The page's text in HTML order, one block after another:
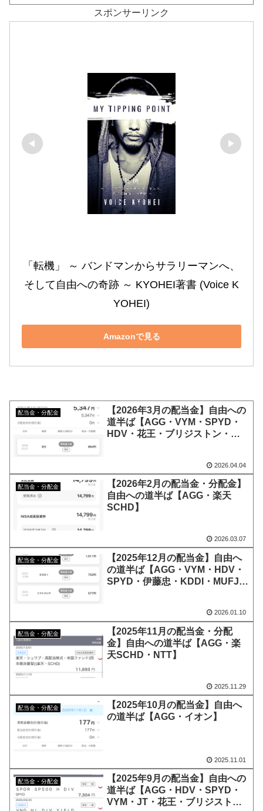
スポンサーリンク
「転機」 ～ バンドマンからサラリーマンへ、
そして自由への奇跡 ～ KYOHEI著書 (Voice K
YOHEI)
Amazonで見る
配当金・分配金
【2026年3月の配当金】自由への
道半ば【AGG・VYM・SPYD・
HDV・花王・ブリジストン・
2026.04.04
配当金・分配金
【2026年2月の配当金・分配金】
自由への道半ば【AGG・楽天
SCHD】
2026.03.07
配当金・分配金
【2025年12月の配当金】自由へ
の道半ば【AGG・VYM・HDV・
SPYD・伊藤忠・KDDI・MUFJ・
2026.01.10
配当金・分配金
【2025年11月の配当金・分配
金】自由への道半ば【AGG・楽
天SCHD・NTT】
2025.11.29
配当金・分配金
【2025年10月の配当金】自由へ
の道半ば【AGG・イオン】
2025.11.01
配当金・分配金
【2025年9月の配当金】自由への
道半ば【AGG・HDV・SPYD・
VYM・JT・花王・ブリジスト